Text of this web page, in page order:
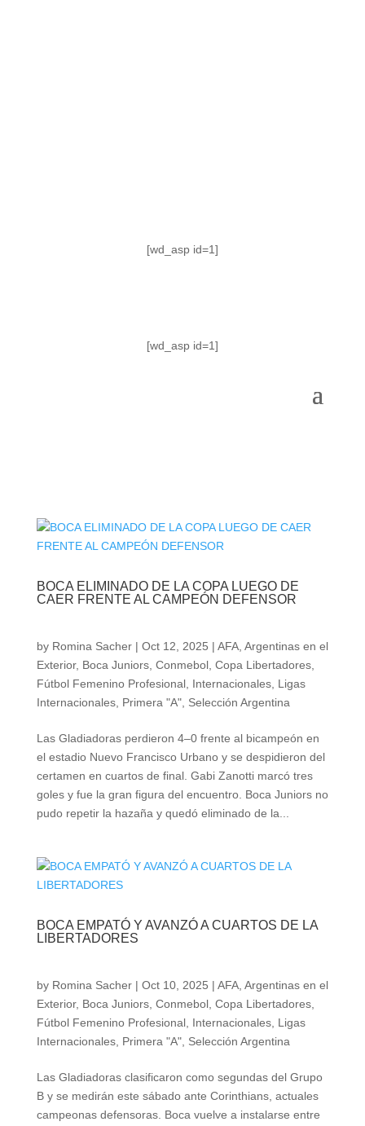
[wd_asp id=1]
[wd_asp id=1]
BOCA ELIMINADO DE LA COPA LUEGO DE
CAER FRENTE AL CAMPEÓN DEFENSOR
by Romina Sacher| Oct 12, 2025 | AFA, Argentinas en el
Exterior, Boca Juniors, Conmebol, Copa Libertadores,
Fútbol Femenino Profesional, Internacionales, Ligas
Internacionales, Primera "A", Selección Argentina
Las Gladiadoras perdieron 4–0 frente al bicampeón en
el estadio Nuevo Francisco Urbano y se despidieron del
certamen en cuartos de final. Gabi Zanotti marcó tres
goles y fue la gran figura del encuentro. Boca Juniors no
pudo repetir la hazaña y quedó eliminado de la...
BOCA EMPATÓ Y AVANZÓ A CUARTOS DE LA
LIBERTADORES
by Romina Sacher| Oct 10, 2025 | AFA, Argentinas en el
Exterior, Boca Juniors, Conmebol, Copa Libertadores,
Fútbol Femenino Profesional, Internacionales, Ligas
Internacionales, Primera "A", Selección Argentina
Las Gladiadoras clasificaron como segundas del Grupo
B y se medirán este sábado ante Corinthians, actuales
campeonas defensoras. Boca vuelve a instalarse entre